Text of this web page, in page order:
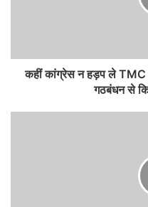
कहीं कांग्रेस न हड़प ले TMC
गठबंधन से